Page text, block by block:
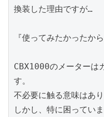
換装した理由ですが…
『使ってみたかったから
CBX1000のメーターは
す。
不必要に触る意味はあり
しかし、特に困ってい